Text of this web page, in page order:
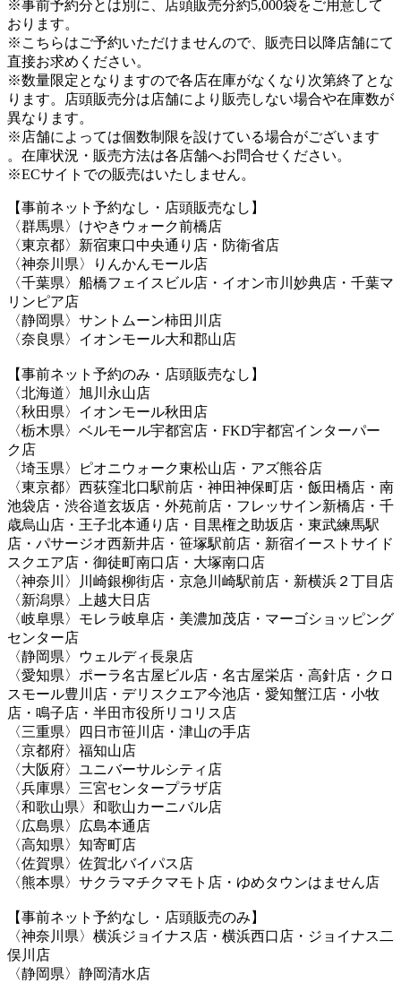
※事前予約分とは別に、店頭販売分約5,000袋をご用意して
おります。
※こちらはご予約いただけませんので、販売日以降店舗にて
直接お求めください。
※数量限定となりますので各店在庫がなくなり次第終了とな
ります。店頭販売分は店舗により販売しない場合や在庫数が
異なります。
※店舗によっては個数制限を設けている場合がございます
。在庫状況・販売方法は各店舗へお問合せください。
※ECサイトでの販売はいたしません。
【事前ネット予約なし・店頭販売なし】
〈群馬県〉けやきウォーク前橋店
〈東京都〉新宿東口中央通り店・防衛省店
〈神奈川県〉りんかんモール店
〈千葉県〉船橋フェイスビル店・イオン市川妙典店・千葉マ
リンピア店
〈静岡県〉サントムーン柿田川店
〈奈良県〉イオンモール大和郡山店
【事前ネット予約のみ・店頭販売なし】
〈北海道〉旭川永山店
〈秋田県〉イオンモール秋田店
〈栃木県〉ベルモール宇都宮店・FKD宇都宮インターパー
ク店
〈埼玉県〉ピオニウォーク東松山店・アズ熊谷店
〈東京都〉西荻窪北口駅前店・神田神保町店・飯田橋店・南
池袋店・渋谷道玄坂店・外苑前店・フレッサイン新橋店・千
歳烏山店・王子北本通り店・目黒権之助坂店・東武練馬駅
店・パサージオ西新井店・笹塚駅前店・新宿イーストサイド
スクエア店・御徒町南口店・大塚南口店
〈神奈川〉川崎銀柳街店・京急川崎駅前店・新横浜２丁目店
〈新潟県〉上越大日店
〈岐阜県〉モレラ岐阜店・美濃加茂店・マーゴショッピング
センター店
〈静岡県〉ウェルディ長泉店
〈愛知県〉ポーラ名古屋ビル店・名古屋栄店・高針店・クロ
スモール豊川店・デリスクエア今池店・愛知蟹江店・小牧
店・鳴子店・半田市役所リコリス店
〈三重県〉四日市笹川店・津山の手店
〈京都府〉福知山店
〈大阪府〉ユニバーサルシティ店
〈兵庫県〉三宮センタープラザ店
〈和歌山県〉和歌山カーニバル店
〈広島県〉広島本通店
〈高知県〉知寄町店
〈佐賀県〉佐賀北バイパス店
〈熊本県〉サクラマチクマモト店・ゆめタウンはません店
【事前ネット予約なし・店頭販売のみ】
〈神奈川県〉横浜ジョイナス店・横浜西口店・ジョイナス二
俣川店
〈静岡県〉静岡清水店